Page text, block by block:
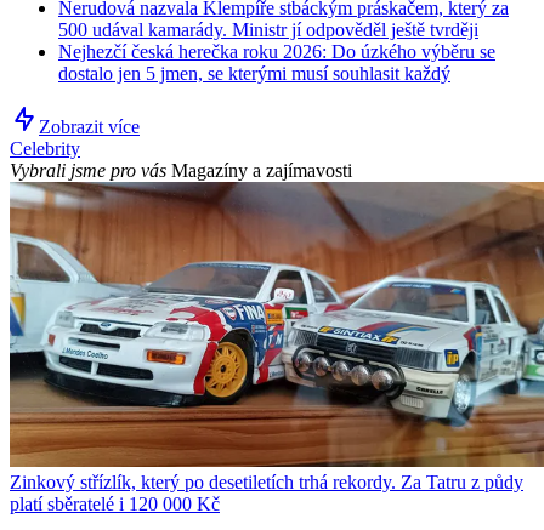
Nerudová nazvala Klempíře stbáckým práskačem, který za
500 udával kamarády. Ministr jí odpověděl ještě tvrději
Nejhezčí česká herečka roku 2026: Do úzkého výběru se
dostalo jen 5 jmen, se kterými musí souhlasit každý
Zobrazit více
Celebrity
Vybrali jsme pro vás Magazíny a zajímavosti
Zinkový střízlík, který po desetiletích trhá rekordy. Za Tatru z půdy
platí sběratelé i 120 000 Kč